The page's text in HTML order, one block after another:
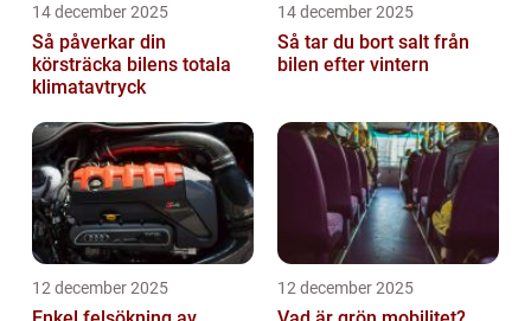
14 december 2025
Så påverkar din
körsträcka bilens totala
klimatavtryck
14 december 2025
Så tar du bort salt från
bilen efter vintern
12 december 2025 12 december 2025